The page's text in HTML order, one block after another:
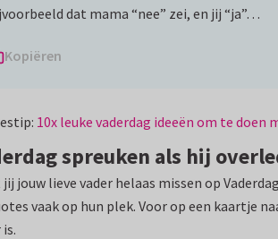
dat mama “nee” zei, en jij “ja”…
Kopiëren
10x leuke vaderdag ideeën om te doen
spreuken als hij
jouw lieve vader helaas missen op
vaak op hun plek. Voor op een kaartje